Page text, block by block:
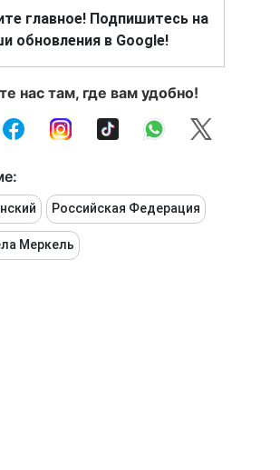
главное! Подпишитесь на
обновления в Google!
нас там, где вам удобно!
Российская Федерация
Меркель